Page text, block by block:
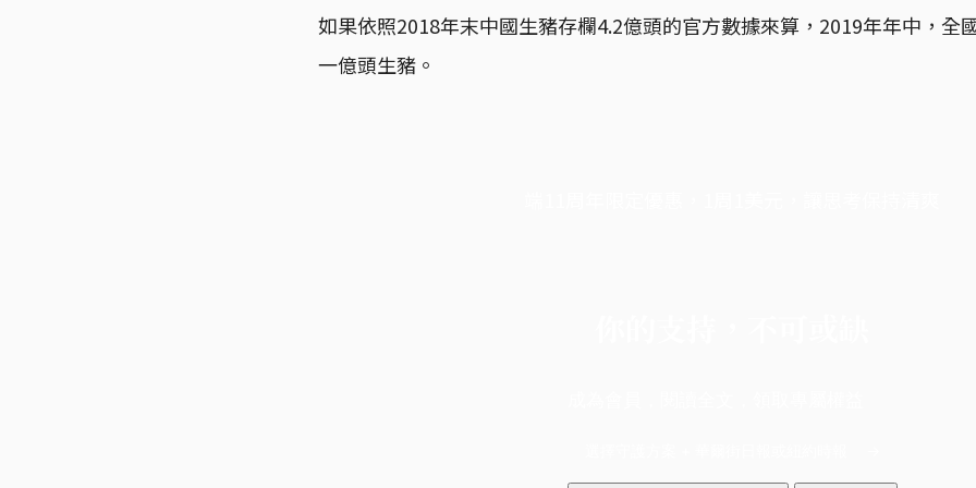
如果依照2018年末中國生豬存欄4.2億頭的官方數據來算，2019年年中，全
一億頭生豬。